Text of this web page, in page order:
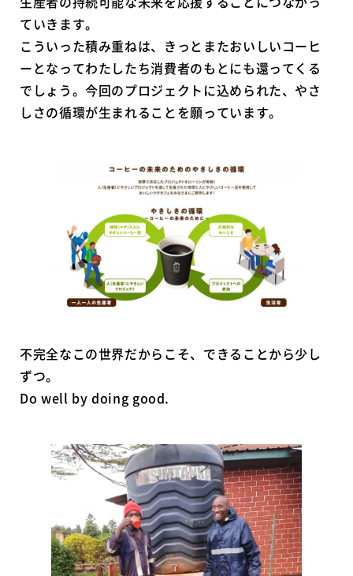
ていきます。
こういった積み重ねは、きっとまたおいしいコーヒ
ーとなってわたしたち消費者のもとにも還ってくる
でしょう。今回のプロジェクトに込められた、やさ
しさの循環が生まれることを願っています。
不完全なこの世界だからこそ、できることから少し
ずつ。
Do well by doing good.